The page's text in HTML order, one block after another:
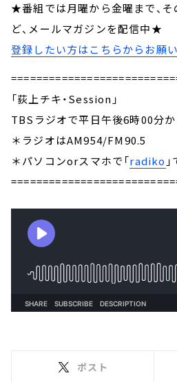
★番組では月曜から金曜まで、
ど、メールマガジンを配信中★
登録したい方はこちらからお願
「荻上チキ・Session」
TBSラジオで平日午後6時00分か
＊ラジオはAM954/FM90.5
＊パソコンorスマホで「radiko
ポスト